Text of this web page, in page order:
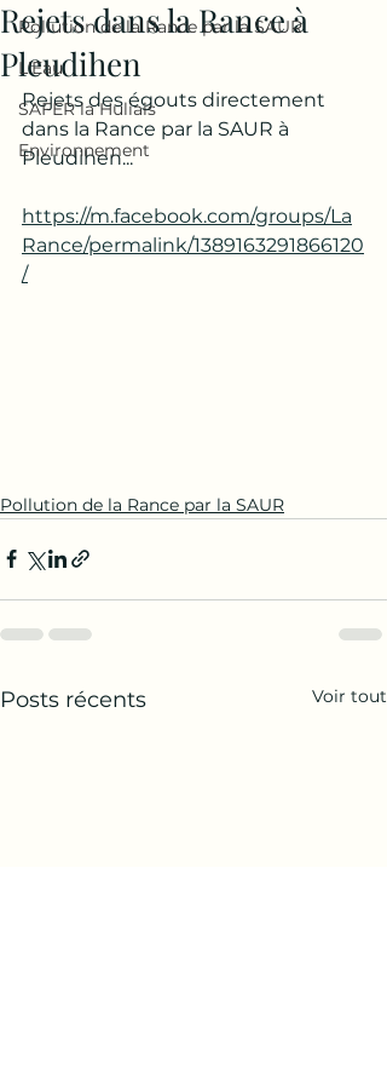
Pollution de la Rance par la SAUR
L'Eau
SAFER la Huliais
Environnement
Rejets dans la Rance à
Pleudihen
Rejets des égouts directement
dans la Rance par la SAUR à
Pleudihen...
https://m.facebook.com/groups/La
Rance/permalink/1389163291866120
/
Pollution de la Rance par la SAUR
Posts récents Voir tout